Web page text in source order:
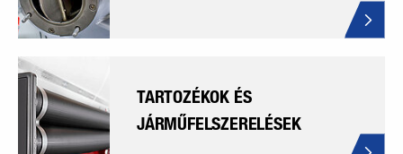
TARTOZÉKOK ÉS
JÁRMŰFELSZERELÉSEK